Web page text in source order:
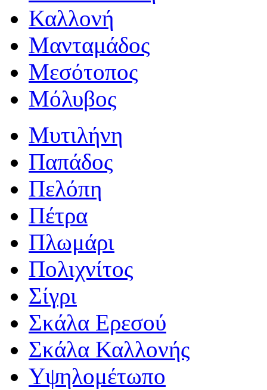
Καλλονή
Μανταμάδος
Μεσότοπος
Μόλυβος
Μυτιλήνη
Παπάδος
Πελόπη
Πέτρα
Πλωμάρι
Πολιχνίτος
Σίγρι
Σκάλα Ερεσού
Σκάλα Καλλονής
Υψηλομέτωπο